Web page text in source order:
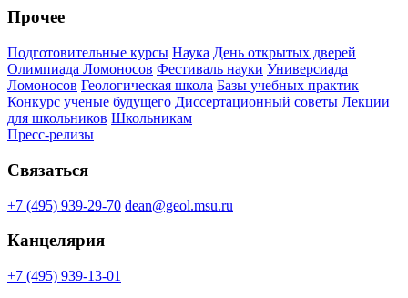
Прочее
Подготовительные курсы Наука День открытых дверей
Олимпиада Ломоносов Фестиваль науки Универсиада
Ломоносов Геологическая школа Базы учебных практик
Конкурс ученые будущего Диссертационный советы Лекции
для школьников Школьникам
Пресс-релизы
Связаться
+7 (495) 939-29-70 dean@geol.msu.ru
Канцелярия
+7 (495) 939-13-01